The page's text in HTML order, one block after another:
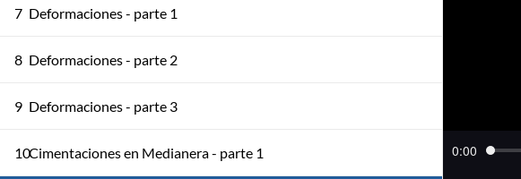
7 Deformaciones - parte 1
8 Deformaciones - parte 2
9 Deformaciones - parte 3
10Cimentaciones en Medianera - parte 1